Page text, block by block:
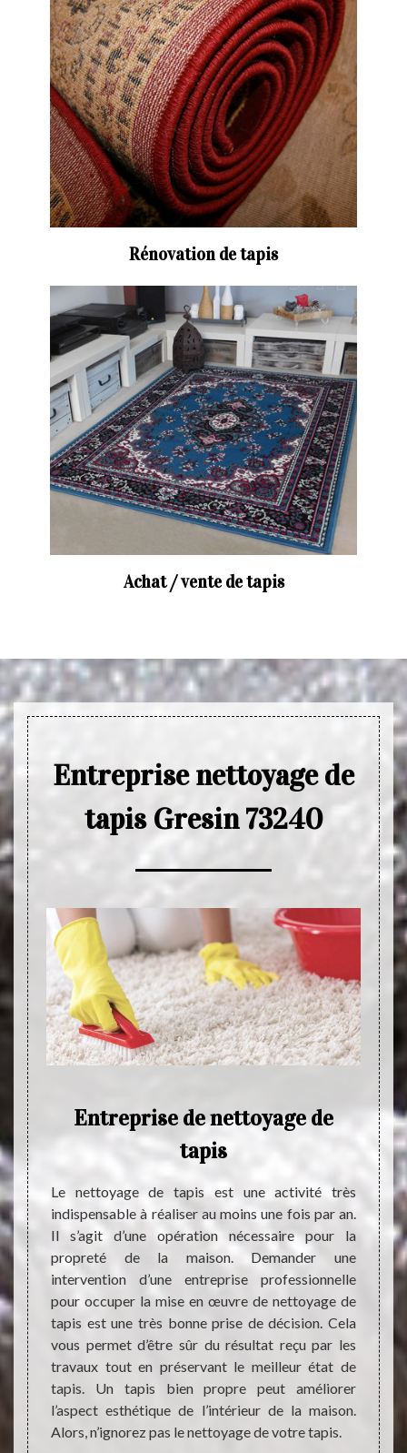
Rénovation de tapis
Achat / vente de tapis
Entreprise nettoyage de
tapis Gresin 73240
de
En
très
des
des
un
Entreprise de nettoyage de
tapis
Le nettoyage de tapis est une activité très
indispensable à réaliser au moins une fois par an.
Il s’agit d’une opération nécessaire pour la
propreté de la maison. Demander une
intervention d’une entreprise professionnelle
pour occuper la mise en œuvre de nettoyage de
tapis est une très bonne prise de décision. Cela
vous permet d’être sûr du résultat reçu par les
travaux tout en préservant le meilleur état de
tapis. Un tapis bien propre peut améliorer
l’aspect esthétique de l’intérieur de la maison.
Alors, n’ignorez pas le nettoyage de votre tapis.
Le
est
qui
pas